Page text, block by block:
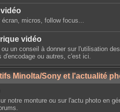
écran, micros, follow focus...
vidéo
un conseil à donner sur l'utilisation
d'encodage ou autres, c'est ici.
Minolta/Sony et l'actualité
notre monture ou sur l'actu photo en